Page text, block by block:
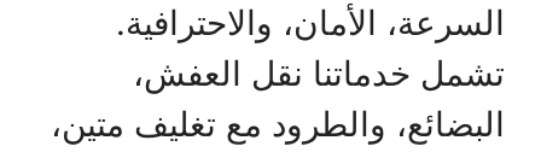
السرعة، الأمان، والاحترافية.
تشمل خدماتنا نقل العفش،
البضائع، والطرود مع تغليف متين،